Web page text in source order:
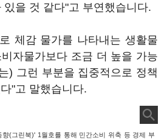
있을 것 같다"고 부연했습니다.
체감 물가를 나타내는 생활물
자물가보다 조금 더 높을 가능
) 그런 부분을 집중적으로 정책
"고 말했습니다.
향(그린북)' 1월호를 통해 민간소비 위축 등 경제 부